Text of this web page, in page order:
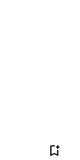
bookmark_add